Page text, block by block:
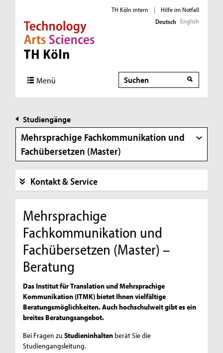
Direkt zur Hauptnavigation
Direkt zur Subnavigation
Direkt zum Inhalt
Direkt zum Fußbereich
TH Köln intern |
Hilfe im Notfall
Deutsch English
Menü Suche
Studiengänge
Mehrsprachige Fachkommunikation und
Fachübersetzen (Master)
Kontakt & Service
Mehrsprachige
Fachkommunikation und
Fachübersetzen (Master) –
Beratung
Das Institut für Translation und Mehrsprachige
Kommunikation (ITMK) bietet Ihnen vielfältige
Beratungsmöglichkeiten. Auch hochschulweit gibt es ein
breites Beratungsangebot.
Bei Fragen zuStudieninhalten berät Sie die
Studiengangsleitung.